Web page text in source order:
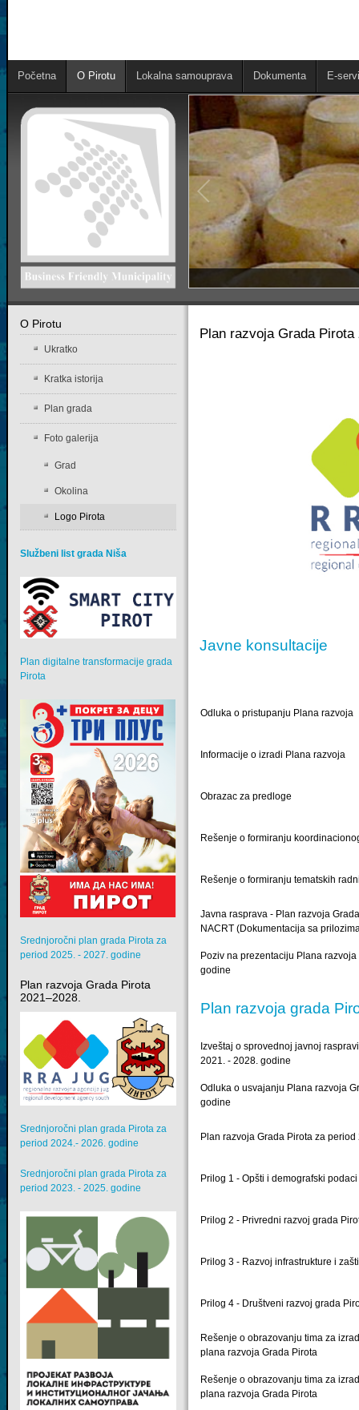
Početna O Pirotu Lokalna samouprava Dokumenta E-
Plan razvoja Grada
Javne konsultacije
Odluka o pristupanju Plana razvoja
Informacije o izradi Plana razvoja
Obrazac za predloge
Rešenje o formiranju
Rešenje o formiranju tematskih
Javna rasprava - Plan razvoja
NACRT (Dokumentacija sa
Poziv na prezentaciju Plana
godine
Plan razvoja grada
Izveštaj o sprovednoj javnoj
2021. - 2028. godine
Odluka o usvajanju Plana razvoja
godine
Plan razvoja Grada Pirota za
Prilog 1 - Opšti i demografski
Prilog 2 - Privredni razvoj grada
Prilog 3 - Razvoj infrastrukture i
Prilog 4 - Društveni razvoj grada
Rešenje o obrazovanju tima za
plana razvoja Grada Pirota
Rešenje o obrazovanju tima za
plana razvoja Grada Pirota
O Pirotu
Ukratko
Kratka istorija
Plan grada
Foto galerija
Grad
Okolina
Logo Pirota
Službeni list grada Niša
Plan digitalne transformacije grada
Pirota
Srednjoročni plan grada Pirota za
period 2025. - 2027. godine
Plan razvoja Grada Pirota
2021–2028.
Srednjoročni plan grada Pirota za
period 2024.- 2026. godine
Srednjoročni plan grada Pirota za
period 2023. - 2025. godine